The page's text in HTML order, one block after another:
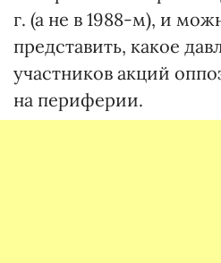
г. (а не в 1988-м), и
представить, какое
участников акций
на периферии.